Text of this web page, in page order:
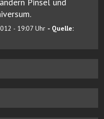
- 19:07 Uhr - Quelle: